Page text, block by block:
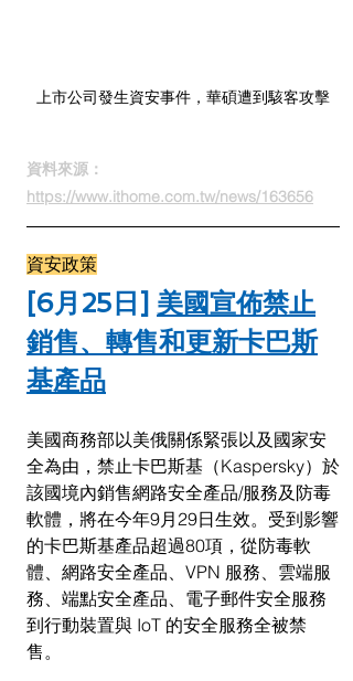
上市公司發生資安事件，華碩遭到駭客攻擊
資料來源：
https://www.ithome.com.tw/news/163656
資安政策
[6月25日] 美國宣佈禁止
銷售、轉售和更新卡巴斯
基產品
美國商務部以美俄關係緊張以及國家安
全為由，禁止卡巴斯基（Kaspersky）於
該國境內銷售網路安全產品/服務及防毒
軟體，將在今年9月29日生效。受到影響
的卡巴斯基產品超過80項，從防毒軟
體、網路安全產品、VPN 服務、雲端服
務、端點安全產品、電子郵件安全服務
到行動裝置與 IoT 的安全服務全被禁
售。